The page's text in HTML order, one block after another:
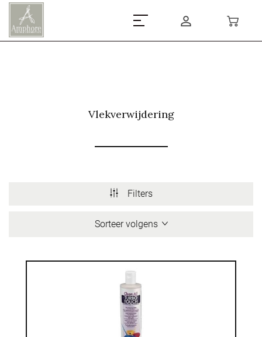
Vlekverwijdering
Filters
Sorteer volgens